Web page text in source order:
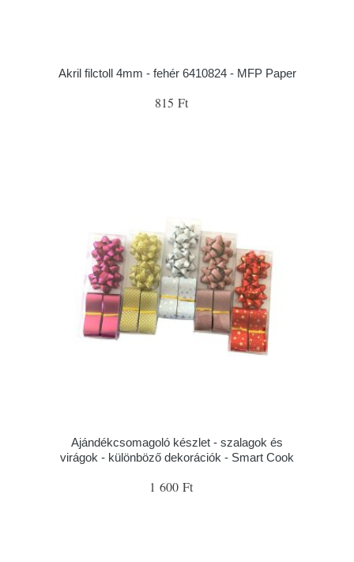
Akril filctoll 4mm - fehér 6410824 - MFP Paper
815 Ft
Ajándékcsomagoló készlet - szalagok és
virágok - különböző dekorációk - Smart Cook
1 600 Ft